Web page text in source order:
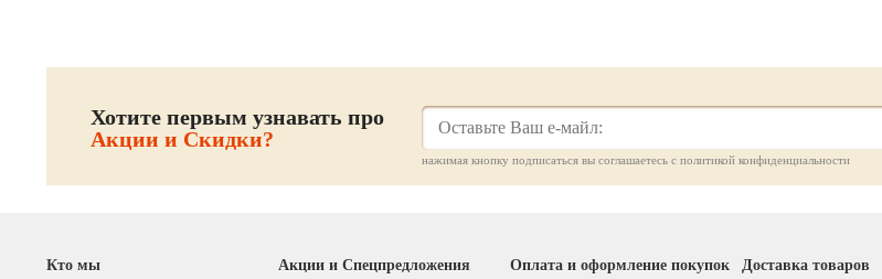
Хотите первым узнавать про
Акции и Скидки?
нажимая кнопку подписаться вы соглашаетесь с политикой конфиденциальности
Кто мы Акции и Спецпредложения Оплата и оформление покупок Доставка товаров